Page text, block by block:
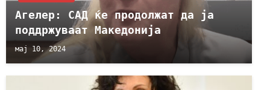
Агелер: САД ќе продолжат да ја
поддржуваат Македонија
мај 10, 2024